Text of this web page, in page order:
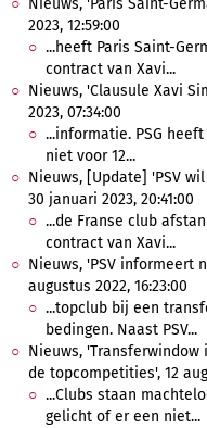
Nieuws, 'Paris Saint-
2023, 12:59:00
...heeft Paris Saint-
contract van Xavi...
Nieuws, 'Clausule Xavi
2023, 07:34:00
...informatie. PSG
niet voor 12...
Nieuws, [Update] 'PSV
30 januari 2023, 20:41:00
...de Franse club
contract van Xavi...
Nieuws, 'PSV informeert
augustus 2022, 16:23:00
...topclub bij een
bedingen. Naast PSV...
Nieuws,
de topcompetities', 12
...Clubs staan
gelicht of er een niet...